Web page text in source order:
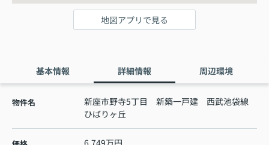
地図アプリで見る
基本情報 詳細情報 周辺環境
物件名
新座市野寺5丁目 新築一戸建 西武池袋線
ひばりヶ丘
6,749万円